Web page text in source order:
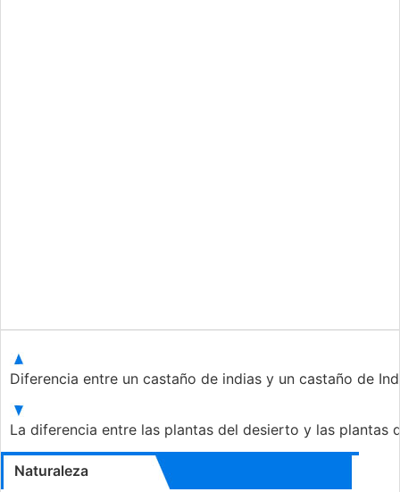
Diferencia entre un castaño de indias y un castaño de
La diferencia entre las plantas del desierto y las plantas
Naturaleza